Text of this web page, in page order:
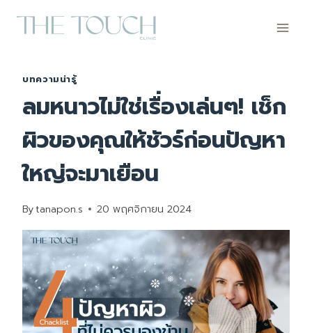
บทความน่ารู้
ลมหนาวไม่ใช่เรื่องเล่นๆ! เช็ก
ผิวของคุณให้ชัวร์ก่อนปัญหา
ใหญ่จะมาเยือน
Bytanapon.s 20 พฤศจิกายน 2024